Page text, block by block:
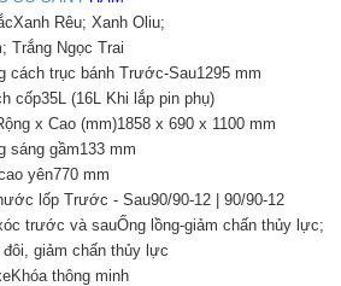
Rêu; Xanh Oliu;
Trắng Ngọc Trai
cách trục bánh Trước-Sau1295 mm
cốp35L (16L Khi lắp pin phụ)
x Cao (mm)1858 x 690 x 1100 mm
sáng gầm133 mm
yên770 mm
lốp Trước - Sau90/90-12 | 90/90-12
trước và sauỐng lồng-giảm chấn thủy lực;
giảm chấn thủy lực
thông minh